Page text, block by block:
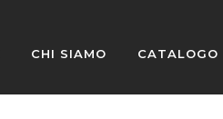
CHI SIAMO CATALOGO